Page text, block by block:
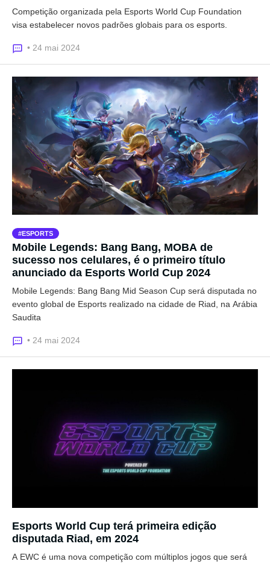
Competição organizada pela Esports World Cup Foundation
visa estabelecer novos padrões globais para os esports.
• 24 mai 2024
ESPORTS
Mobile Legends: Bang Bang, MOBA de
sucesso nos celulares, é o primeiro título
anunciado da Esports World Cup 2024
Mobile Legends: Bang Bang Mid Season Cup será disputada no
evento global de Esports realizado na cidade de Riad, na Arábia
Saudita
• 24 mai 2024
Esports World Cup terá primeira edição
disputada Riad, em 2024
A EWC é uma nova competição com múltiplos jogos que será